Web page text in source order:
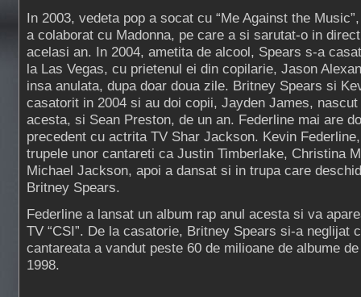
In 2003, vedeta pop a socat cu “Me Against the
a colaborat cu Madonna, pe care a si sarutat-o in
acelasi an. In 2004, ametita de alcool, Spears s-a
la Las Vegas, cu prietenul ei din copilarie, Jason
insa anulata, dupa doar doua zile. Britney Spears si
casatorit in 2004 si au doi copii, Jayden James,
acesta, si Sean Preston, de un an. Federline mai are
precedent cu actrita TV Shar Jackson. Kevin
trupele unor cantareti ca Justin Timberlake, Christina
Michael Jackson, apoi a dansat si in trupa care
Britney Spears.
Federline a lansat un album rap anul acesta si va
TV “CSI”. De la casatorie, Britney Spears si-a neglijat
cantareata a vandut peste 60 de milioane de albume
1998.